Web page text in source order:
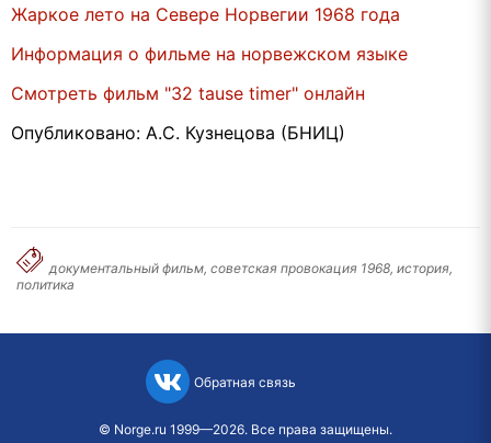
Жаркое лето на Севере Норвегии 1968 года
Информация о фильме на норвежском языке
Смотреть фильм "32 tause timer" онлайн
Опубликовано: А.С. Кузнецова (БНИЦ)
документальный фильм, советская провокация 1968, история,
политика
Обратная связь
© Norge.ru 1999—2026. Все права защищены.